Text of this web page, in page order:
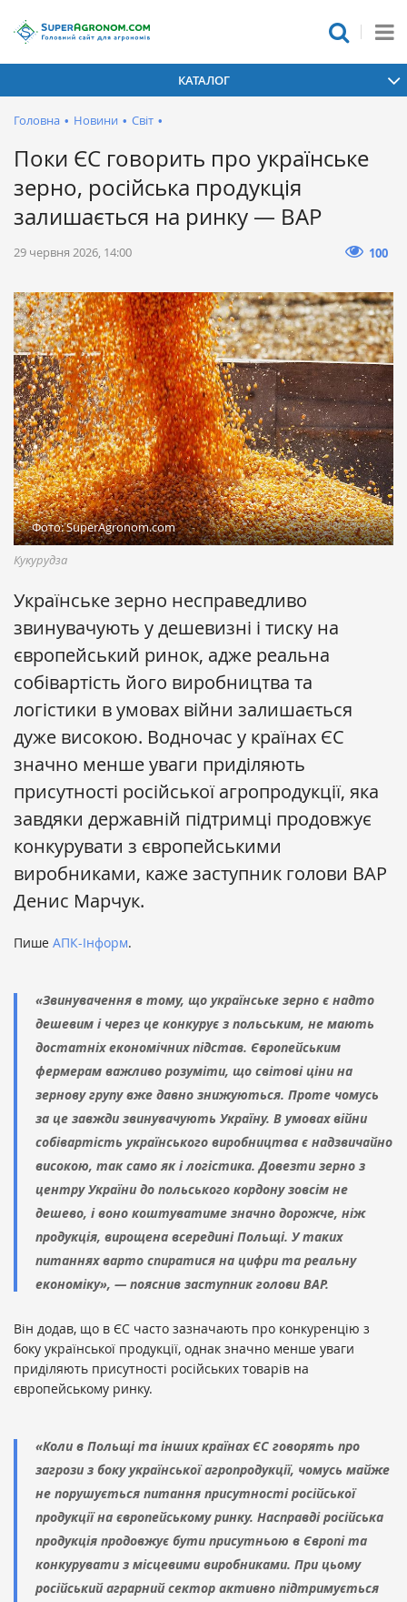
КАТАЛОГ
Головна • Новини • Світ •
Поки ЄС говорить про українське
зерно, російська продукція
залишається на ринку — ВАР
29 червня 2026, 14:00 100
Фото: SuperAgronom.com
Кукурудза
Українське зерно несправедливо
звинувачують у дешевизні і тиску на
європейський ринок, адже реальна
собівартість його виробництва та
логістики в умовах війни залишається
дуже високою. Водночас у країнах ЄС
значно менше уваги приділяють
присутності російської агропродукції, яка
завдяки державній підтримці продовжує
конкурувати з європейськими
виробниками, каже заступник голови ВАР
Денис Марчук.
Пише АПК-Інформ.
«Звинувачення в тому, що українське зерно є надто
дешевим і через це конкурує з польським, не мають
достатніх економічних підстав. Європейським
фермерам важливо розуміти, що світові ціни на
зернову групу вже давно знижуються. Проте чомусь
за це завжди звинувачують Україну. В умовах війни
собівартість українського виробництва є надзвичайно
високою, так само як і логістика. Довезти зерно з
центру України до польського кордону зовсім не
дешево, і воно коштуватиме значно дорожче, ніж
продукція, вирощена всередині Польщі. У таких
питаннях варто спиратися на цифри та реальну
економіку», — пояснив заступник голови ВАР.
Він додав, що в ЄС часто зазначають про конкуренцію з
боку української продукції, однак значно менше уваги
приділяють присутності російських товарів на
європейському ринку.
«Коли в Польщі та інших країнах ЄС говорять про
загрози з боку української агропродукції, чомусь майже
не порушується питання присутності російської
продукції на європейському ринку. Насправді російська
продукція продовжує бути присутньою в Європі та
конкурувати з місцевими виробниками. При цьому
російський аграрний сектор активно підтримується